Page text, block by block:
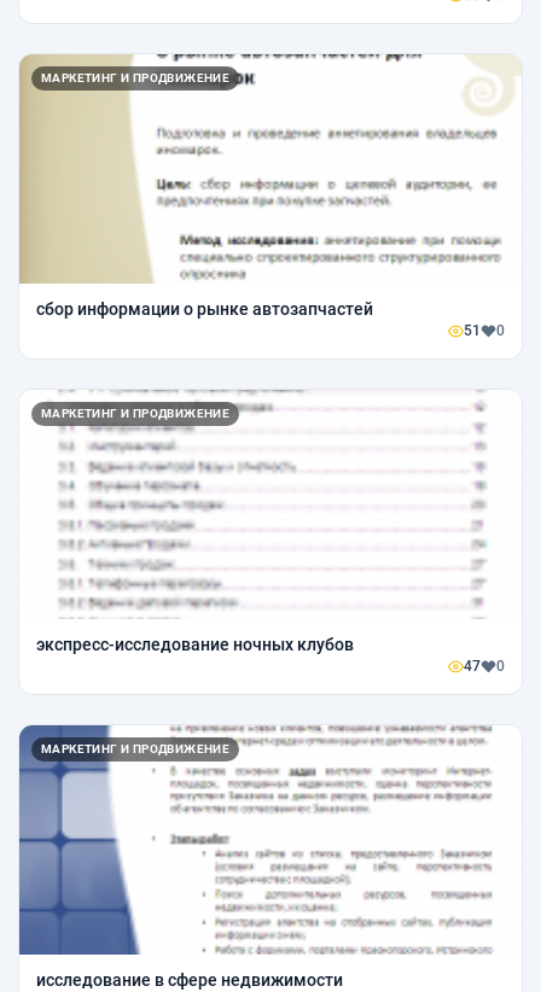
МАРКЕТИНГ И ПРОДВИЖЕНИЕ
сбор информации о рынке автозапчастей
51 0
МАРКЕТИНГ И ПРОДВИЖЕНИЕ
экспресс-исследование ночных клубов
47 0
МАРКЕТИНГ И ПРОДВИЖЕНИЕ
исследование в сфере недвижимости